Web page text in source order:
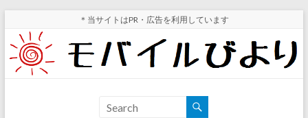
content
＊当サイトはPR・広告を利用しています